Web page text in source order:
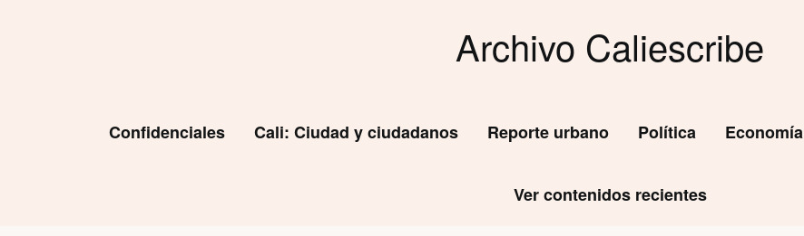
Archivo Caliescribe
Confidenciales Cali: Ciudad y ciudadanos Reporte urbano Política Economía
Ver contenidos recientes